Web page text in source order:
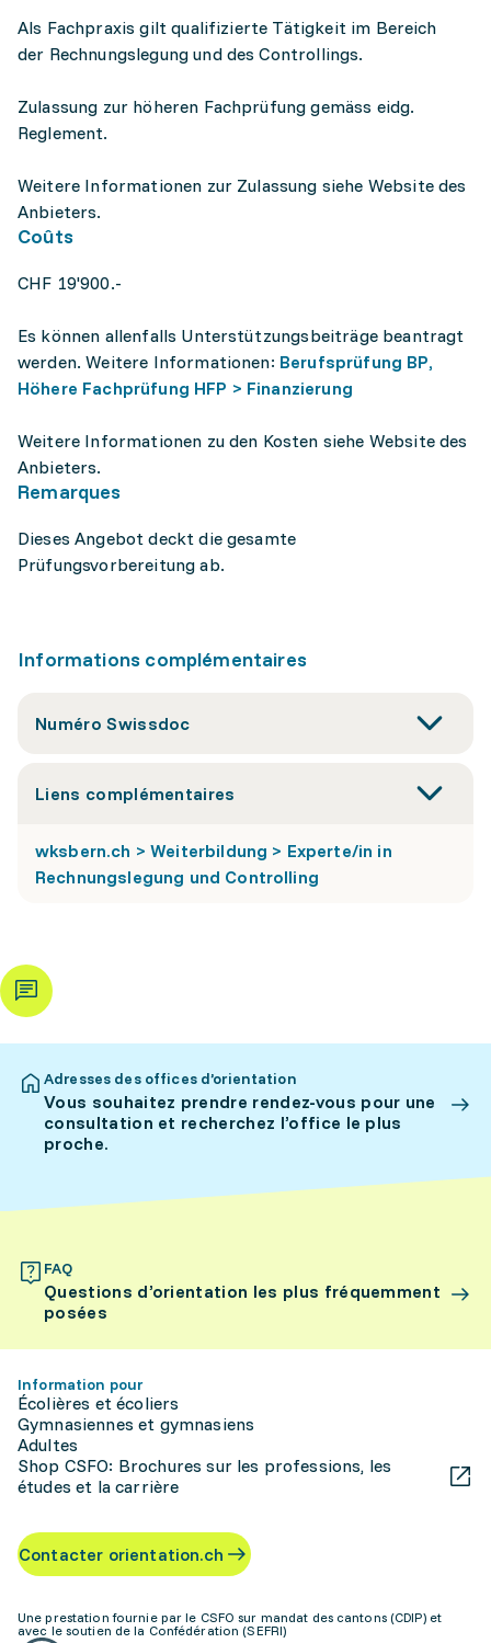
Als Fachpraxis gilt qualifizierte Tätigkeit im Bereich
der Rechnungslegung und des Controllings.
Zulassung zur höheren Fachprüfung gemäss eidg.
Reglement.
Weitere Informationen zur Zulassung siehe Website des
Anbieters.
Coûts
CHF 19'900.-
Es können allenfalls Unterstützungsbeiträge beantragt
werden. Weitere Informationen: Berufsprüfung BP,
Höhere Fachprüfung HFP > Finanzierung
Weitere Informationen zu den Kosten siehe Website des
Anbieters.
Remarques
Dieses Angebot deckt die gesamte
Prüfungsvorbereitung ab.
Informations complémentaires
Numéro Swissdoc
Liens complémentaires
wksbern.ch > Weiterbildung > Experte/in in
Rechnungslegung und Controlling
Adresses des offices d’orientation
Vous souhaitez prendre rendez-vous pour une
consultation et recherchez l’office le plus
proche.
FAQ
Questions d’orientation les plus fréquemment
posées
Information pour
Écolières et écoliers
Gymnasiennes et gymnasiens
Adultes
Shop CSFO: Brochures sur les professions, les
études et la carrière
Contacter orientation.ch
Une prestation fournie par le CSFO sur mandat des cantons (CDIP) et
avec le soutien de la Confédération (SEFRI)